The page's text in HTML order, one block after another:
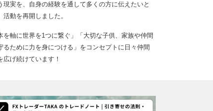
現実を、自身の経験を通して多くの方に伝えたいと
活動を再開しました。
を軸に世界を1つに繋ぐ」「大切な子供、家族や仲間
るために力を身につける」をコンセプトに日々仲間
広げ続けています！